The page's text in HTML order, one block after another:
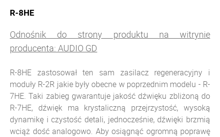
R-8HE
Odnośnik do strony produktu na witrynie
producenta: AUDIO GD
R-8HE zastosował ten sam zasilacz regeneracyjny i
moduły R-2R jakie były obecne w poprzednim modelu - R-
7HE. Taki zabieg gwarantuje jakość dźwięku zbliżoną do
R-7HE, dźwięk ma krystaliczną przejrzystość, wysoką
dynamikę i czystość detali, jednocześnie, dźwięki brzmią
wciąż dość analogowo. Aby osiągnąć ogromną poprawę